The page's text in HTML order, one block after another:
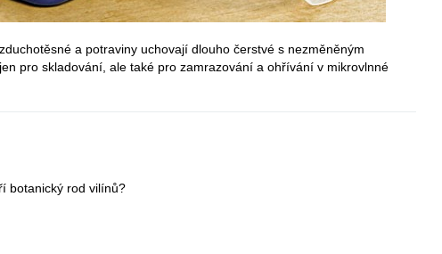
a potraviny uchovají dlouho čerstvé s nezměněným
pro skladování, ale také pro zamrazování a ohřívání v mikrovlnné
botanický rod vilínů?